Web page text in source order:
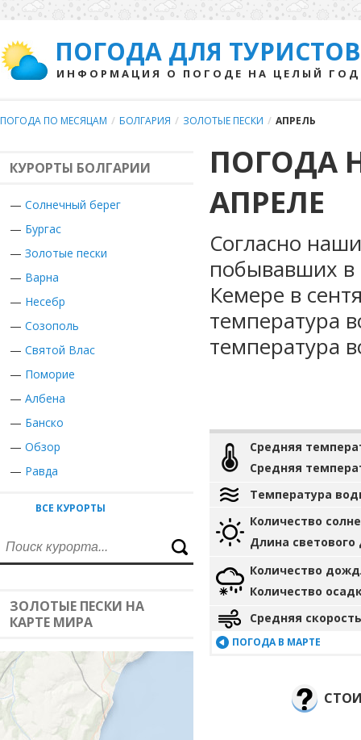
ПОГОДА ДЛЯ ТУРИСТОВ
ИНФОРМАЦИЯ О ПОГОДЕ НА ЦЕЛЫЙ ГОД
ПОГОДА ПО МЕСЯЦАМ / БОЛГАРИЯ / ЗОЛОТЫЕ ПЕСКИ / АПРЕЛЬ
КУРОРТЫ БОЛГАРИИ
— Солнечный берег
— Бургас
— Золотые пески
— Варна
— Несебр
— Созополь
— Святой Влас
— Поморие
— Албена
— Банско
— Обзор
— Равда
ВСЕ КУРОРТЫ
ЗОЛОТЫЕ ПЕСКИ НА
КАРТЕ МИРА
ПОГОДА
АПРЕЛЕ
Согласно
побывавших в
Кемере в
температура
температура
Средняя
Средняя
Температура
Количество
Длина светового
Количество
Количество
Средняя
ПОГОДА В МАРТЕ